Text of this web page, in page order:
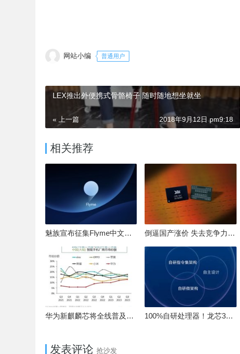
网站小编 普通用户
LEX推出外便携式骨骼椅子 随时随地想坐就坐
« 上一篇 2018年9月12日 pm9:18
相关推荐
魅族宣布征集Flyme中文OS名：要像鸿蒙、澎湃一样响亮 倒逼国产涨价 失去竞争力！三星要减产50%：SSD必须涨价
华为新麒麟芯将全线普及！高中低端全面采用 改写竞争格局 100%自研处理器！龙芯3A6000评测：与10代酷睿互有胜负
发表评论 抢沙发